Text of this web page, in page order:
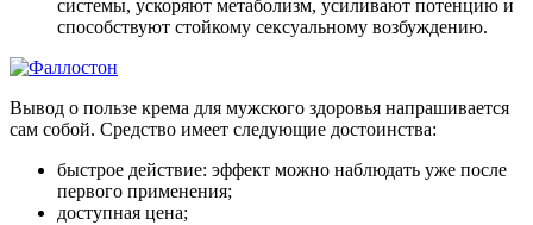
системы, ускоряют метаболизм, усиливают потенцию и
способствуют стойкому сексуальному возбуждению.
Вывод о пользе крема для мужского здоровья напрашивается
сам собой. Средство имеет следующие достоинства:
быстрое действие: эффект можно наблюдать уже после
первого применения;
доступная цена;